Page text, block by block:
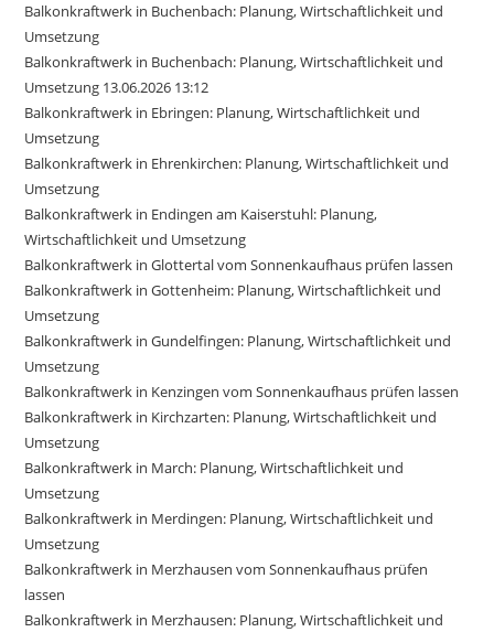
Balkonkraftwerk in Buchenbach: Planung, Wirtschaftlichkeit und
Umsetzung
Balkonkraftwerk in Buchenbach: Planung, Wirtschaftlichkeit und
Umsetzung 13.06.2026 13:12
Balkonkraftwerk in Ebringen: Planung, Wirtschaftlichkeit und
Umsetzung
Balkonkraftwerk in Ehrenkirchen: Planung, Wirtschaftlichkeit und
Umsetzung
Balkonkraftwerk in Endingen am Kaiserstuhl: Planung,
Wirtschaftlichkeit und Umsetzung
Balkonkraftwerk in Glottertal vom Sonnenkaufhaus prüfen lassen
Balkonkraftwerk in Gottenheim: Planung, Wirtschaftlichkeit und
Umsetzung
Balkonkraftwerk in Gundelfingen: Planung, Wirtschaftlichkeit und
Umsetzung
Balkonkraftwerk in Kenzingen vom Sonnenkaufhaus prüfen lassen
Balkonkraftwerk in Kirchzarten: Planung, Wirtschaftlichkeit und
Umsetzung
Balkonkraftwerk in March: Planung, Wirtschaftlichkeit und
Umsetzung
Balkonkraftwerk in Merdingen: Planung, Wirtschaftlichkeit und
Umsetzung
Balkonkraftwerk in Merzhausen vom Sonnenkaufhaus prüfen
lassen
Balkonkraftwerk in Merzhausen: Planung, Wirtschaftlichkeit und